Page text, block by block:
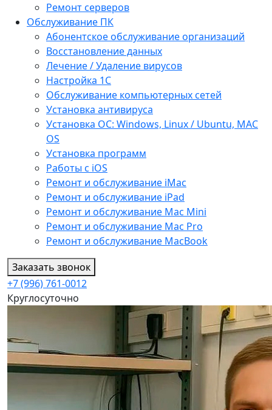
Ремонт серверов
Обслуживание ПК
Абонентское обслуживание организаций
Восстановление данных
Лечение / Удаление вирусов
Настройка 1С
Обслуживание компьютерных сетей
Установка антивируса
Установка ОС: Windows, Linux / Ubuntu, МАС
OS
Установка программ
Работы с iOS
Ремонт и обслуживание iMac
Ремонт и обслуживание iPad
Ремонт и обслуживание Mac Mini
Ремонт и обслуживание Mac Pro
Ремонт и обслуживание MacBook
Заказать звонок
+7 (996) 761-0012
Круглосуточно